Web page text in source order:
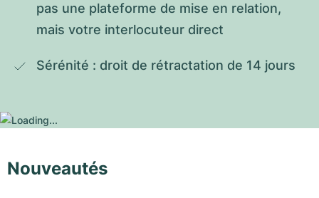
pas une plateforme de mise en relation,
mais votre interlocuteur direct
Sérénité : droit de rétractation de 14 jours
Nouveautés